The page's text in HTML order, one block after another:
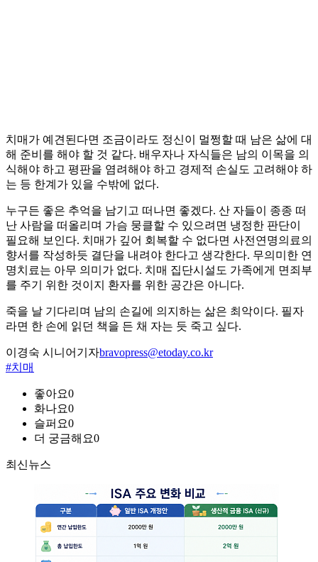
치매가 예견된다면 조금이라도 정신이 멀쩡할 때 남은 삶에 대
해 준비를 해야 할 것 같다. 배우자나 자식들은 남의 이목을 의
식해야 하고 평판을 염려해야 하고 경제적 손실도 고려해야 하
는 등 한계가 있을 수밖에 없다.
누구든 좋은 추억을 남기고 떠나면 좋겠다. 산 자들이 종종 떠
난 사람을 떠올리며 가슴 뭉클할 수 있으려면 냉정한 판단이
필요해 보인다. 치매가 깊어 회복할 수 없다면 사전연명의료의
향서를 작성하듯 결단을 내려야 한다고 생각한다. 무의미한 연
명치료는 아무 의미가 없다. 치매 집단시설도 가족에게 면죄부
를 주기 위한 것이지 환자를 위한 공간은 아니다.
죽을 날 기다리며 남의 손길에 의지하는 삶은 최악이다. 필자
라면 한 손에 읽던 책을 든 채 자는 듯 죽고 싶다.
이경숙 시니어기자bravopress@etoday.co.kr
#치매
좋아요0
화나요0
슬퍼요0
더 궁금해요0
최신뉴스